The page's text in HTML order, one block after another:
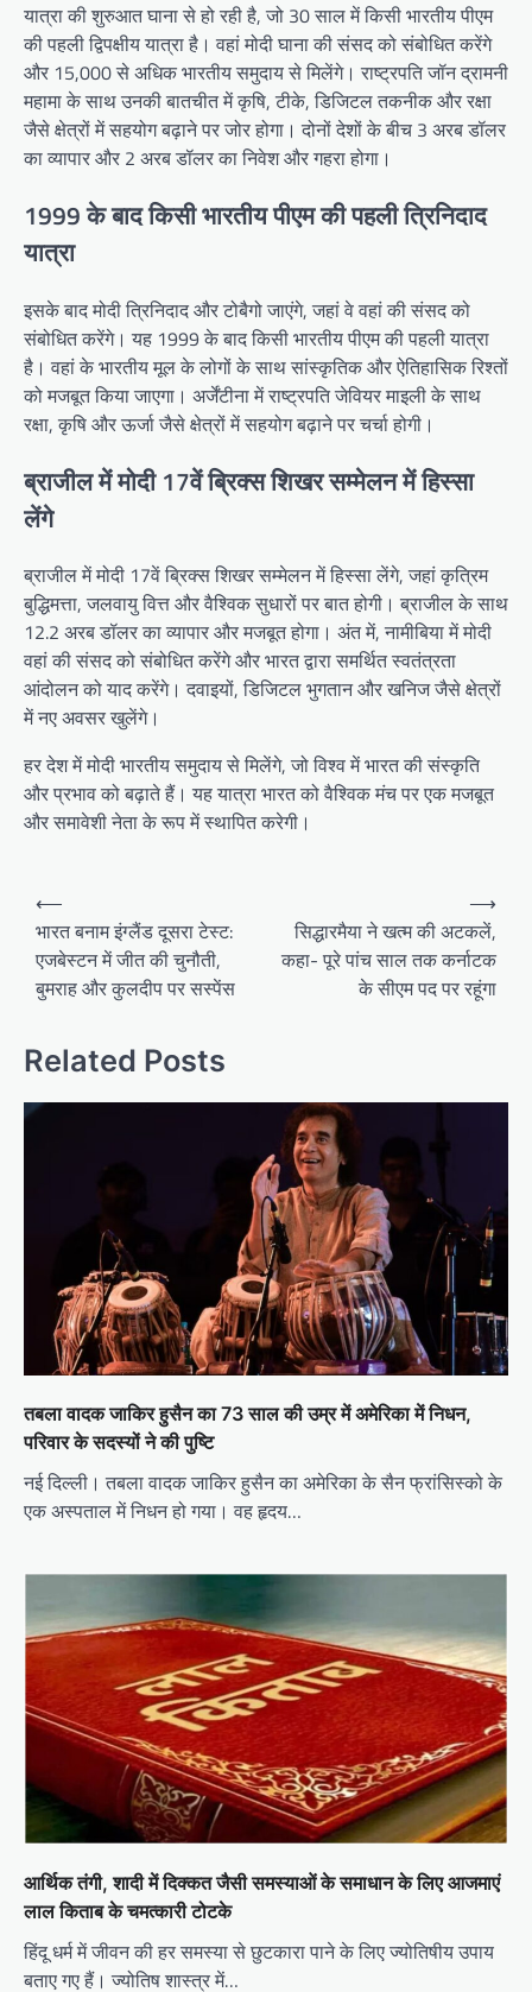
यात्रा की शुरुआत घाना से हो रही है, जो 30 साल में किसी भारतीय पीएम
की पहली द्विपक्षीय यात्रा है। वहां मोदी घाना की संसद को संबोधित करेंगे
और 15,000 से अधिक भारतीय समुदाय से मिलेंगे। राष्ट्रपति जॉन द्रामनी
महामा के साथ उनकी बातचीत में कृषि, टीके, डिजिटल तकनीक और रक्षा
जैसे क्षेत्रों में सहयोग बढ़ाने पर जोर होगा। दोनों देशों के बीच 3 अरब डॉलर
का व्यापार और 2 अरब डॉलर का निवेश और गहरा होगा।
1999 के बाद किसी भारतीय पीएम की पहली त्रिनिदाद
यात्रा
इसके बाद मोदी त्रिनिदाद और टोबैगो जाएंगे, जहां वे वहां की संसद को
संबोधित करेंगे। यह 1999 के बाद किसी भारतीय पीएम की पहली यात्रा
है। वहां के भारतीय मूल के लोगों के साथ सांस्कृतिक और ऐतिहासिक रिश्तों
को मजबूत किया जाएगा। अर्जेंटीना में राष्ट्रपति जेवियर माइली के साथ
रक्षा, कृषि और ऊर्जा जैसे क्षेत्रों में सहयोग बढ़ाने पर चर्चा होगी।
ब्राजील में मोदी 17वें ब्रिक्स शिखर सम्मेलन में हिस्सा
लेंगे
ब्राजील में मोदी 17वें ब्रिक्स शिखर सम्मेलन में हिस्सा लेंगे, जहां कृत्रिम
बुद्धिमत्ता, जलवायु वित्त और वैश्विक सुधारों पर बात होगी। ब्राजील के साथ
12.2 अरब डॉलर का व्यापार और मजबूत होगा। अंत में, नामीबिया में मोदी
वहां की संसद को संबोधित करेंगे और भारत द्वारा समर्थित स्वतंत्रता
आंदोलन को याद करेंगे। दवाइयों, डिजिटल भुगतान और खनिज जैसे क्षेत्रों
में नए अवसर खुलेंगे।
हर देश में मोदी भारतीय समुदाय से मिलेंगे, जो विश्व में भारत की संस्कृति
और प्रभाव को बढ़ाते हैं। यह यात्रा भारत को वैश्विक मंच पर एक मजबूत
और समावेशी नेता के रूप में स्थापित करेगी।
Post
navigation
⟵
भारत बनाम इंग्लैंड दूसरा टेस्ट:
एजबेस्टन में जीत की चुनौती,
बुमराह और कुलदीप पर सस्पेंस
सिद्धारमैया ने खत्म की अटकलें,
कहा- पूरे पांच साल तक कर्नाटक
के सीएम पद पर रहूंगा
⟶
Related Posts
तबला वादक जाकिर हुसैन का 73 साल की उम्र में अमेरिका में निधन,
परिवार के सदस्यों ने की पुष्टि
नई दिल्ली। तबला वादक जाकिर हुसैन का अमेरिका के सैन फ्रांसिस्को के
एक अस्पताल में निधन हो गया। वह हृदय…
आर्थिक तंगी, शादी में दिक्कत जैसी समस्याओं के समाधान के लिए आजमाएं
लाल किताब के चमत्कारी टोटके
हिंदू धर्म में जीवन की हर समस्या से छुटकारा पाने के लिए ज्योतिषीय उपाय
बताए गए हैं। ज्योतिष शास्त्र में…